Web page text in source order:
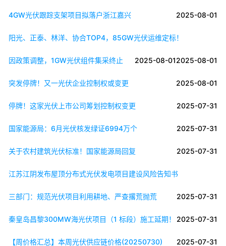
4GW光伏跟踪支架项目拟落户浙江嘉兴 2025-08-01
阳光、正泰、林洋、协合TOP4，85GW光伏运维定标！
2025-08-01
因政策调整，1GW光伏组件集采终止 2025-08-01
突发停牌！又一光伏企业控制权或变更 2025-08-01
停牌！这家光伏上市公司筹划控制权变更 2025-07-31
国家能源局：6月光伏核发绿证6994万个 2025-07-31
关于农村建筑光伏标准！国家能源局回复 2025-07-31
江苏江阴发布屋顶分布式光伏发电项目建设风险告知书
2025-07-31
三部门：规范光伏项目利用耕地、严查撂荒抛荒
2025-07-31
秦皇岛昌黎300MW海光伏项目（1 标段）施工延期！
2025-07-31
【周价格汇总】本周光伏供应链价格(20250730)